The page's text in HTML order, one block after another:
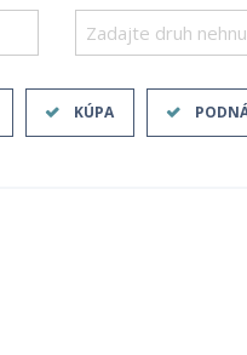
Zadajte druh
KÚPA